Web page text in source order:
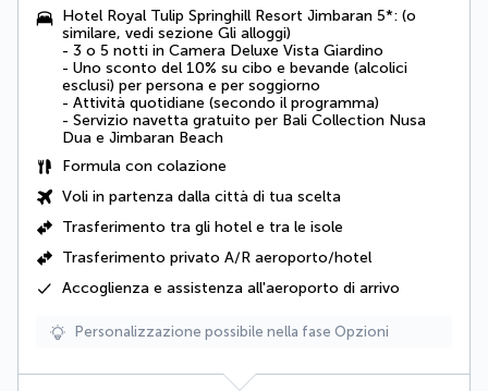
Hotel Royal Tulip Springhill Resort Jimbaran 5*: (o
similare, vedi sezione Gli alloggi)
- 3 o 5 notti in Camera Deluxe Vista Giardino
- Uno sconto del 10% su cibo e bevande (alcolici
esclusi) per persona e per soggiorno
- Attività quotidiane (secondo il programma)
- Servizio navetta gratuito per Bali Collection Nusa
Dua e Jimbaran Beach
Formula con colazione
Voli in partenza dalla città di tua scelta
Trasferimento tra gli hotel e tra le isole
Trasferimento privato A/R aeroporto/hotel
Accoglienza e assistenza all'aeroporto di arrivo
Personalizzazione possibile nella fase Opzioni